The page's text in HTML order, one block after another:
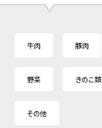
牛肉 豚肉
野菜 きのこ類
その他